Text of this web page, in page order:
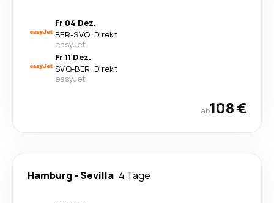
Fr 04 Dez.
BER-SVQ· Direkt
easyJet
Fr 11 Dez.
SVQ-BER· Direkt
easyJet
ab108 €
Hamburg-Sevilla 4 Tage